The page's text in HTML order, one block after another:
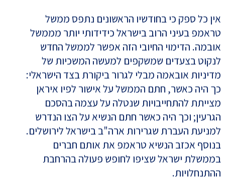
אין כל ספק כי בחודשיו הראשונים נתפס ממשל
טראמפ בעיני הרוב בישראל כידידותי יותר מממשל
אובמה. הדימוי החיובי הזה אפשר לממשל החדש
לנקוט בצעדים שמשקפים למעשה המשכיות של
מדיניות אובאמה מבלי לגרור ביקורת בצד הישראלי:
כך היה כאשר, חתם הממשל על אישור לפיו איראן
מצייתת להתחייבויות שנטלה על עצמה בהסכם
הגרעין; וכך היה כאשר חתם הנשיא על הצו הנדרש
למניעת העברת שגרירות ארה"ב בישראל לירושלים.
בנוסף אכזב הנשיא טראמפ את אותם חברים
בממשלת ישראל שציפו לחופש פעולה בהרחבת
ההתנחלויות.